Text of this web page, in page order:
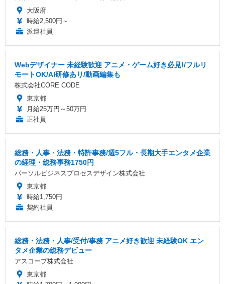
大阪府
時給2,500円～
派遣社員
Webデザイナー 未経験歓迎 アニメ・ゲーム好き必見!/フルリ
モートOK/AI研修あり/動画編集も
株式会社CORE CODE
東京都
月給25万円～50万円
正社員
総務・人事・法務・特許事務/週5フル・長期大手エンタメ企業
の経理・総務事務1750円
パーソルビジネスプロセスデザイン株式会社
東京都
時給1,750円
契約社員
総務・法務・人事/受付/事務 アニメ好き歓迎 未経験OK エン
タメ企業の総務デビュー
アスコープ株式会社
東京都